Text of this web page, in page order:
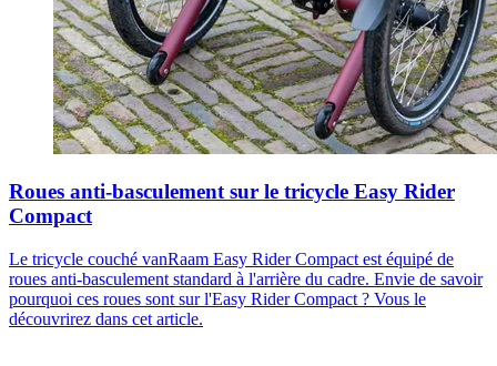
Roues anti-basculement sur le tricycle Easy Rider
Compact
Le tricycle couché vanRaam Easy Rider Compact est équipé de
roues anti-basculement standard à l'arrière du cadre. Envie de savoir
pourquoi ces roues sont sur l'Easy Rider Compact ? Vous le
découvrirez dans cet article.